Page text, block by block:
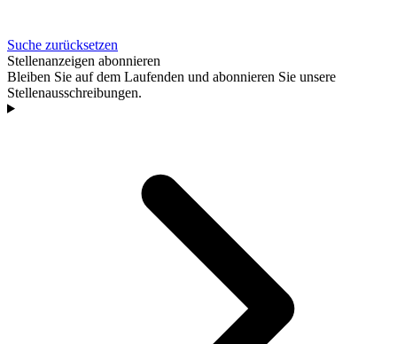
Suche zurücksetzen
Stellenanzeigen abonnieren
Bleiben Sie auf dem Laufenden und abonnieren Sie unsere
Stellenausschreibungen.